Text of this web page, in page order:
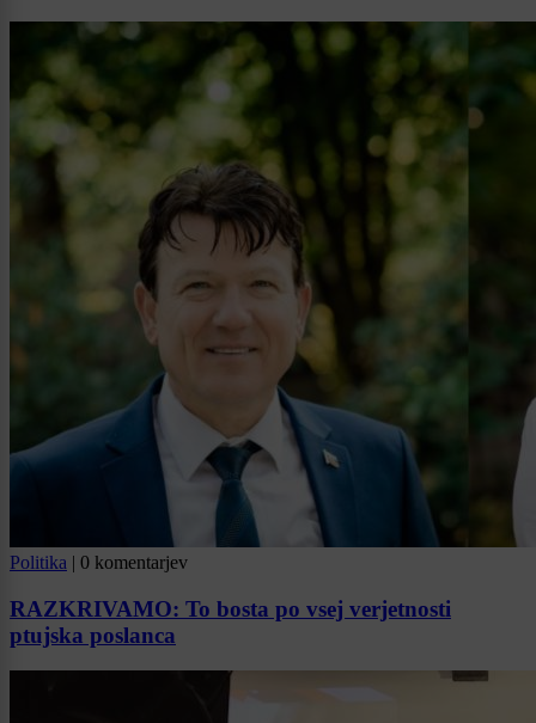
Politika | 0 komentarjev
RAZKRIVAMO: To bosta po vsej verjetnosti
ptujska poslanca